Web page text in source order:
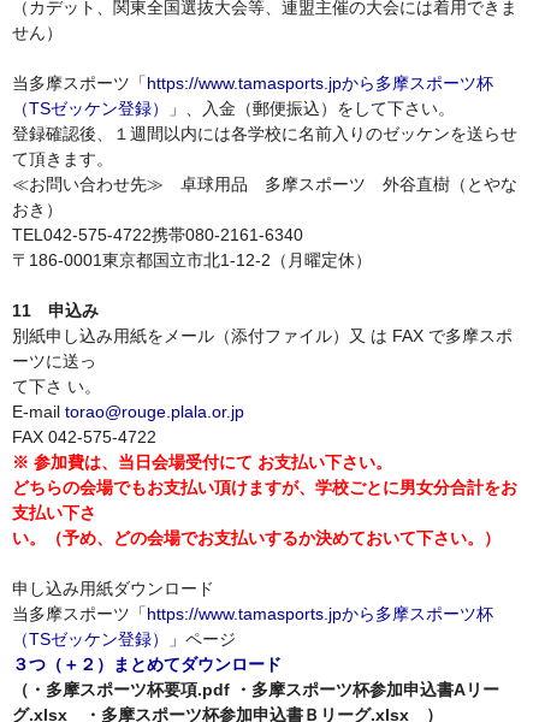
（カデット、関東全国選抜大会等、連盟主催の大会には着用できま
せん）
当多摩スポーツ「https://www.tamasports.jpから多摩スポーツ杯
（TSゼッケン登録）
」、入金（郵便振込）をして下さい。
登録確認後、１週間以内には各学校に名前入りのゼッケンを送らせ
て頂きます。
≪お問い合わせ先≫ 卓球用品 多摩スポーツ 外谷直樹（とやな
おき）
TEL042-575-4722携帯080-2161-6340
〒186-0001東京都国立市北1-12-2（月曜定休）
11 申込み
別紙申し込み用紙をメール（添付ファイル）又 は FAX で多摩スポ
ーツに送っ
て下さ い。
E-mail torao@rouge.plala.or.jp
FAX 042-575-4722
※ 参加費は、当日会場受付にて お支払い下さい。
どちらの会場でもお支払い頂けますが、学校ごとに男女分合計をお
支払い下さ
い。（予め、どの会場でお支払いするか決めておいて下さい。）
申し込み用紙ダウンロード
当多摩スポーツ「https://www.tamasports.jpから多摩スポーツ杯
（TSゼッケン登録）
」ページ
３つ（＋２）まとめてダウンロード
（・多摩スポーツ杯要項.pdf ・多摩スポーツ杯参加申込書Aリー
グ.xlsx ・多摩スポーツ杯参加申込書Ｂリーグ.xlsx ）